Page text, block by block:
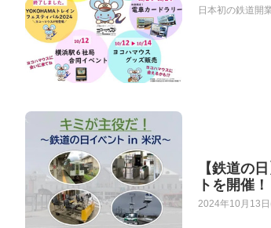
日本初の鉄道開
【鉄道の
トを開催！
2024年10月13